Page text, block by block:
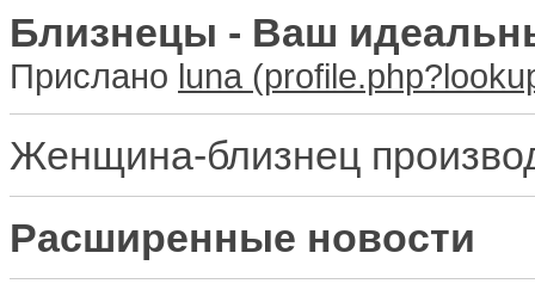
Близнецы - Ваш
Прислано luna
Женщина-близнец
Расширенные новости